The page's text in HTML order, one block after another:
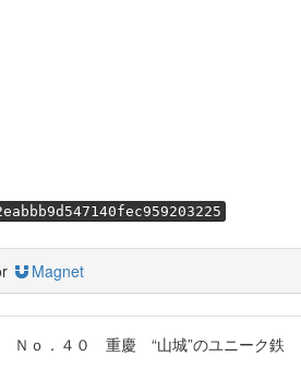
Magnet
Ｎｏ．４０ 重慶 “山城”のユニーク鉄